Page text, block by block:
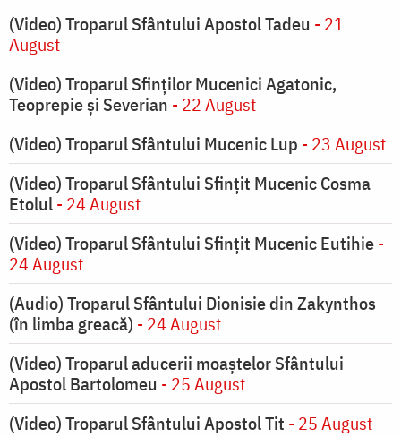
(Video) Troparul Sfântului Apostol Tadeu - 21
August
(Video) Troparul Sfinților Mucenici Agatonic,
Teoprepie și Severian - 22 August
(Video) Troparul Sfântului Mucenic Lup - 23 August
(Video) Troparul Sfântului Sfințit Mucenic Cosma
Etolul- 24 August
(Video) Troparul Sfântului Sfințit Mucenic Eutihie-
24 August
(Audio) Troparul Sfântului Dionisie din Zakynthos
(în limba greacă) - 24 August
(Video) Troparul aducerii moaștelor Sfântului
Apostol Bartolomeu - 25 August
(Video) Troparul Sfântului Apostol Tit - 25 August